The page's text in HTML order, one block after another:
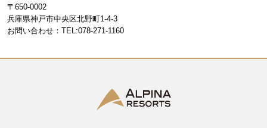
k
〒650-0002
兵庫県神戸市中央区北野町1-4-3
お問い合わせ：TEL:078-271-1160